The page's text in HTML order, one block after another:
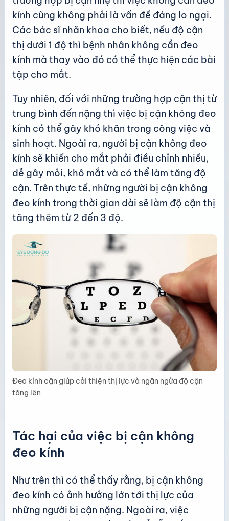
kính cũng không phải là vấn đề đáng lo ngại.
Các bác sĩ nhãn khoa cho biết, nếu độ cận
thị dưới 1 độ thì bệnh nhân không cần đeo
kính mà thay vào đó có thể thực hiện các bài
tập cho mắt.
Tuy nhiên, đối với những trường hợp cận thị từ
trung bình đến nặng thì việc bị cận không đeo
kính có thể gây khó khăn trong công việc và
sinh hoạt. Ngoài ra, người bị cận không đeo
kính sẽ khiến cho mắt phải điều chỉnh nhiều,
dễ gây mỏi, khô mắt và có thể làm tăng độ
cận. Trên thực tế, những người bị cận không
đeo kính trong thời gian dài sẽ làm độ cận thị
tăng thêm từ 2 đến 3 độ.
Đeo kính cận giúp cải thiện thị lực và ngăn ngừa độ cận
tăng lên
Tác hại của việc bị cận không
đeo kính
Như trên thì có thể thấy rằng, bị cận không
đeo kính có ảnh hưởng lớn tới thị lực của
những người bị cận nặng. Ngoài ra, việc